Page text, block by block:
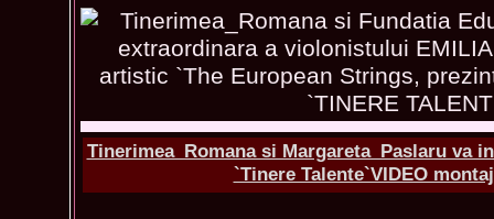
Tinerimea_Romana si Margareta_Paslaru va
`Tinere Talente`VIDEO